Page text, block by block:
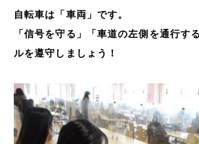
自転車は「車両」です。
「信号を守る」「車道の左側を通行す
ルを遵守しましょう！